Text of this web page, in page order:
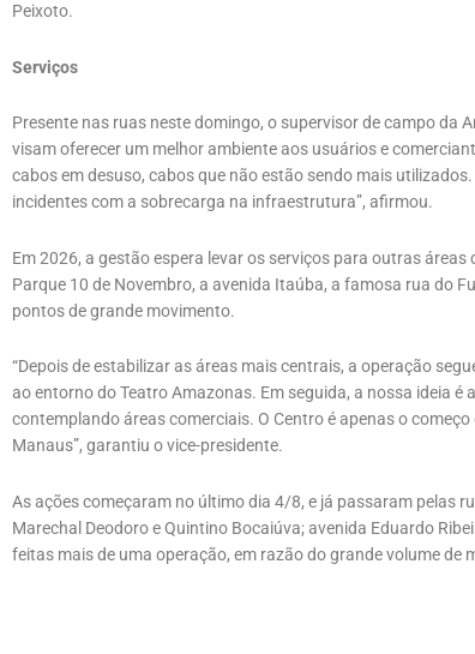
Peixoto.
Serviços
Presente nas ruas neste domingo, o supervisor de campo da
visam oferecer um melhor ambiente aos usuários e
cabos em desuso, cabos que não estão sendo mais
incidentes com a sobrecarga na infraestrutura”, afirmou.
Em 2026, a gestão espera levar os serviços para outras
Parque 10 de Novembro, a avenida Itaúba, a famosa rua do
pontos de grande movimento.
“Depois de estabilizar as áreas mais centrais, a operação
ao entorno do Teatro Amazonas. Em seguida, a nossa ideia
contemplando áreas comerciais. O Centro é apenas o
Manaus”, garantiu o vice-presidente.
As ações começaram no último dia 4/8, e já passaram pelas
Marechal Deodoro e Quintino Bocaiúva; avenida Eduardo
feitas mais de uma operação, em razão do grande volume de